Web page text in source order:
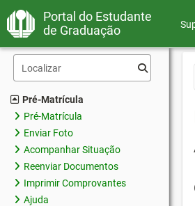
Portal do Estudante
de Graduação
Pré-Matrícula
Pré-Matrícula
Enviar Foto
Acompanhar Situação
Reenviar Documentos
Imprimir Comprovantes
Ajuda